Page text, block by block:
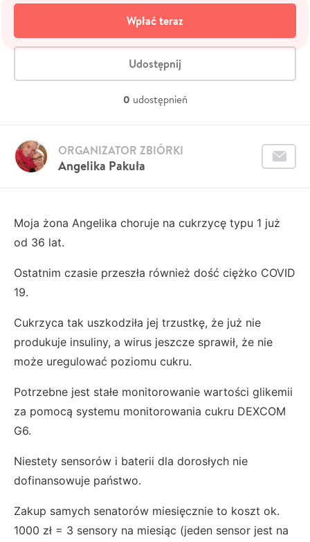
Wpłać teraz
Udostępnij
0 udostępnień
Angelika Pakuła
ORGANIZATOR ZBIÓRKI
Moja żona Angelika choruje na cukrzycę typu 1 już
od 36 lat.
Ostatnim czasie przeszła również dość ciężko COVID
19.
Cukrzyca tak uszkodziła jej trzustkę, że już nie
produkuje insuliny, a wirus jeszcze sprawił, że nie
może uregulować poziomu cukru.
Potrzebne jest stałe monitorowanie wartości glikemii
za pomocą systemu monitorowania cukru DEXCOM
G6.
Niestety sensorów i baterii dla dorosłych nie
dofinansowuje państwo.
Zakup samych senatorów miesięcznie to koszt ok.
1000 zł = 3 sensory na miesiąc (jeden sensor jest na